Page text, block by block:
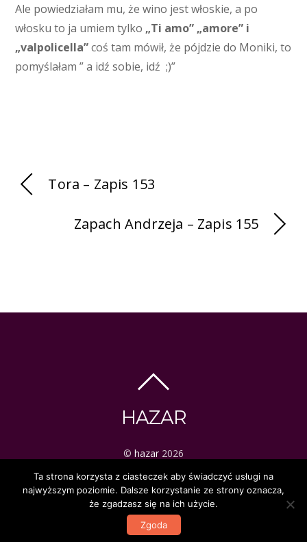
Ale powiedziałam mu, że wino jest włoskie, a po
włosku to ja umiem tylko „Ti amo” „amore” i
„valpolicella”coś tam mówił, że pójdzie do Moniki, to
pomyślałam ” a idź sobie, idź ;)”
Tora – Zapis 153
Zapach Andrzeja – Zapis 155
HAZAR
© hazar 2026
ezoteryka | tarot | mistyka
Ta strona korzysta z ciasteczek aby świadczyć usługi na
najwyższym poziomie. Dalsze korzystanie ze strony oznacza,
że zgadzasz się na ich użycie.
Zgoda